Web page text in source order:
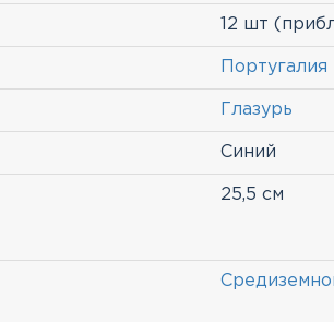
12 шт
Португалия
Глазурь
Синий
25,5 см